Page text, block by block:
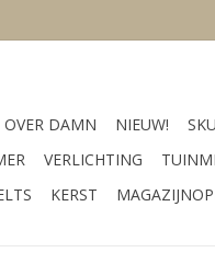
OVER DAMN NIEUW!
VERLICHTING
KERST